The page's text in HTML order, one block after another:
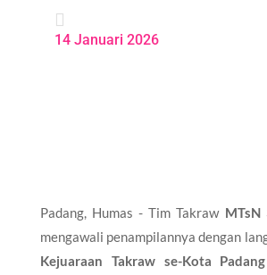

14 Januari 2026
Padang, Humas - Tim Takraw MTsN
mengawali penampilannya dengan
Kejuaraan Takraw se-Kota Padang